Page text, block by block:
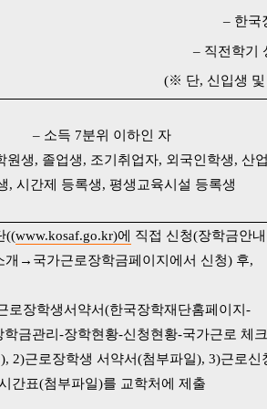
– 한국
– 직전학기
(※ 단, 신입생 및
– 소득 7분위 이하인 자
원생, 졸업생, 조기취업자, 외국인학생, 산업
, 시간제 등록생, 평생교육시설 등록생
((www.kosaf.go.kr)에 직접 신청(장학금안
개→국가근로장학금페이지에서 신청) 후,
로장학생서약서(한국장학재단홈페이지-
학금관리-장학현황-신청현황-국가근로 체
2)근로장학생 서약서(첨부파일), 3)근로신
간표(첨부파일)를 교학처에 제출